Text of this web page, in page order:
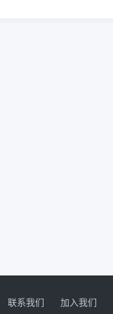
联系我们 加入我们